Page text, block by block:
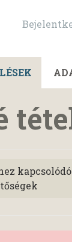
kapcsolódó